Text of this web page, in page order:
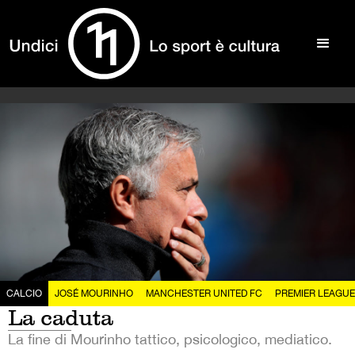
CALCIO JOSÉ MOURINHO MANCHESTER UNITED FC PREMIER LEAGUE
La caduta
La fine di Mourinho tattico, psicologico, mediatico.